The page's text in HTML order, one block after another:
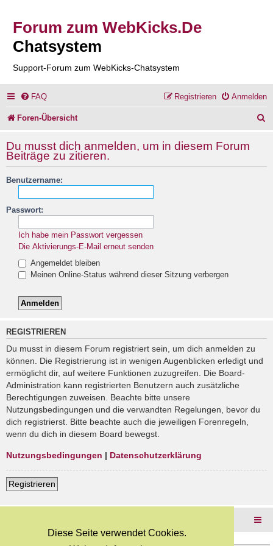
Diese Seite verwendet Cookies.
Forum zum WebKicks.De
Chatsystem
Support-Forum zum WebKicks-Chatsystem
FAQ Anmelden
Registrieren
Foren-Übersicht
Du musst dich anmelden, um in diesem Forum
Beiträge zu zitieren.
Benutzername:
Passwort:
Ich habe mein Passwort vergessen
Die Aktivierungs-E-Mail erneut senden
Angemeldet bleiben
Meinen Online-Status während dieser Sitzung verbergen
REGISTRIEREN
Du musst in diesem Forum registriert sein, um dich anmelden zu
können. Die Registrierung ist in wenigen Augenblicken erledigt und
ermöglicht dir, auf weitere Funktionen zuzugreifen. Die Board-
Administration kann registrierten Benutzern auch zusätzliche
Berechtigungen zuweisen. Beachte bitte unsere
Nutzungsbedingungen und die verwandten Regelungen, bevor du
dich registrierst. Bitte beachte auch die jeweiligen Forenregeln,
wenn du dich in diesem Board bewegst.
Nutzungsbedingungen | Datenschutzerklärung
Registrieren